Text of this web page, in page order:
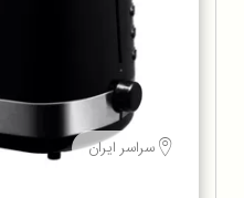
سراسر ایران